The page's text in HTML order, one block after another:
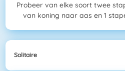
Probeer van elke soort twee
van koning naar aas en 1
Solitaire